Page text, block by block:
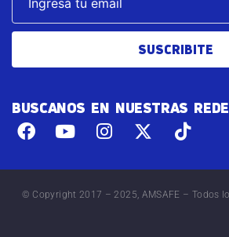
SUSCRIBITE
BUSCANOS EN NUESTRAS
© Copyright 2017 – 2025, AMSAFE – Todos